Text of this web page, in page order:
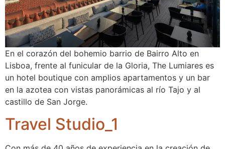
En el corazón del bohemio barrio de Bairro Alto en
Lisboa, frente al funicular de la Gloria, The Lumiares es
un hotel boutique con amplios apartamentos y un bar
en la azotea con vistas panorámicas al río Tajo y al
castillo de San Jorge.
Travel Studio_1